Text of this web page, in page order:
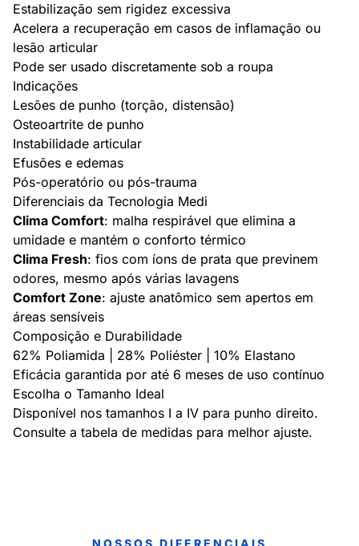
Estabilização sem rigidez excessiva
Acelera a recuperação em casos de inflamação ou
lesão articular
Pode ser usado discretamente sob a roupa
Indicações
Lesões de punho (torção, distensão)
Osteoartrite de punho
Instabilidade articular
Efusões e edemas
Pós-operatório ou pós-trauma
Diferenciais da Tecnologia Medi
Clima Comfort: malha respirável que elimina a
umidade e mantém o conforto térmico
Clima Fresh: fios com íons de prata que previnem
odores, mesmo após várias lavagens
Comfort Zone: ajuste anatômico sem apertos em
áreas sensíveis
Composição e Durabilidade
62% Poliamida | 28% Poliéster | 10% Elastano
Eficácia garantida por até 6 meses de uso contínuo
Escolha o Tamanho Ideal
Disponível nos tamanhos I a IV para punho direito.
Consulte a tabela de medidas para melhor ajuste.
NOSSOS DIFERENCIAIS